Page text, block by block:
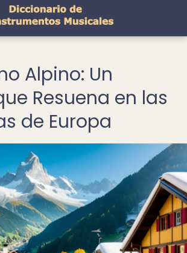
Alpino: Un
Resuena en las
de Europa